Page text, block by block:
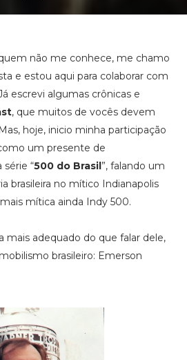
não me conhece, me chamo
e estou aqui para colaborar com
escrevi algumas crônicas e
, que muitos de vocês devem
hoje, inicio minha participação
um presente de
“500 do Brasil”, falando um
brasileira no mítico Indianapolis
mítica ainda Indy 500.
mais adequado do que falar dele,
brasileiro: Emerson